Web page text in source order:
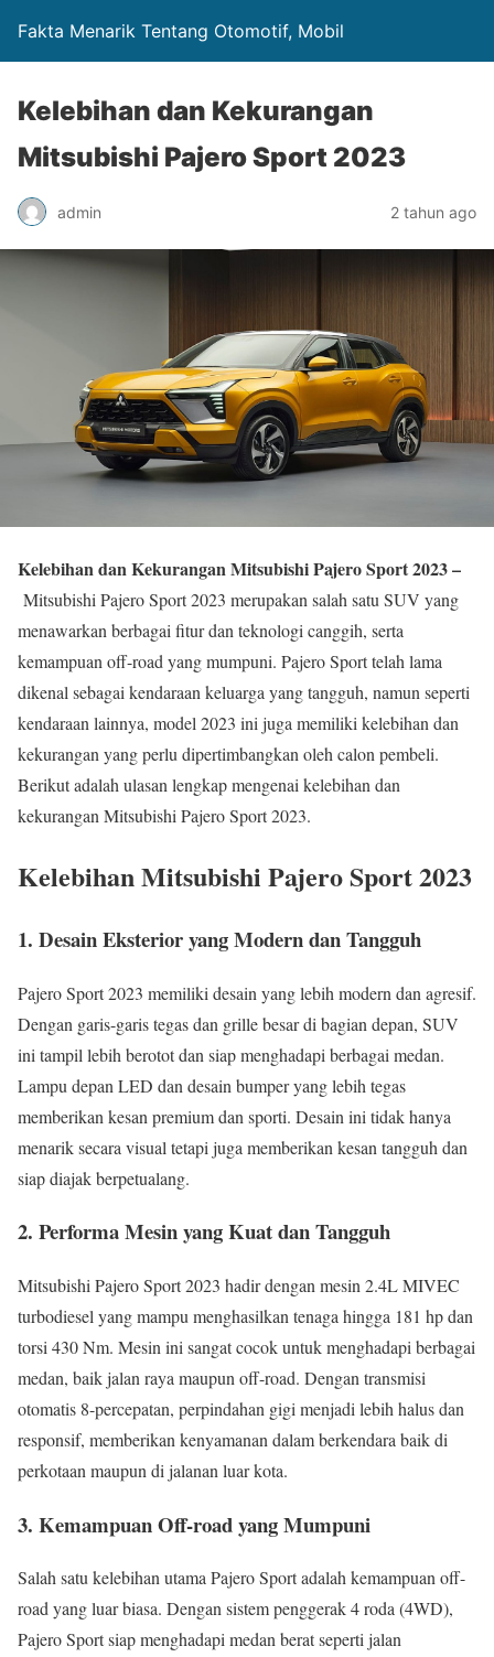
Fakta Menarik Tentang Otomotif, Mobil
Kelebihan dan Kekurangan
Mitsubishi Pajero Sport 2023
admin 2 tahun ago
Kelebihan dan Kekurangan Mitsubishi Pajero Sport 2023 –
Mitsubishi Pajero Sport 2023 merupakan salah satu SUV yang
menawarkan berbagai fitur dan teknologi canggih, serta
kemampuan off-road yang mumpuni. Pajero Sport telah lama
dikenal sebagai kendaraan keluarga yang tangguh, namun seperti
kendaraan lainnya, model 2023 ini juga memiliki kelebihan dan
kekurangan yang perlu dipertimbangkan oleh calon pembeli.
Berikut adalah ulasan lengkap mengenai kelebihan dan
kekurangan Mitsubishi Pajero Sport 2023.
Kelebihan Mitsubishi Pajero Sport 2023
1. Desain Eksterior yang Modern dan Tangguh
Pajero Sport 2023 memiliki desain yang lebih modern dan agresif.
Dengan garis-garis tegas dan grille besar di bagian depan, SUV
ini tampil lebih berotot dan siap menghadapi berbagai medan.
Lampu depan LED dan desain bumper yang lebih tegas
memberikan kesan premium dan sporti. Desain ini tidak hanya
menarik secara visual tetapi juga memberikan kesan tangguh dan
siap diajak berpetualang.
2. Performa Mesin yang Kuat dan Tangguh
Mitsubishi Pajero Sport 2023 hadir dengan mesin 2.4L MIVEC
turbodiesel yang mampu menghasilkan tenaga hingga 181 hp dan
torsi 430 Nm. Mesin ini sangat cocok untuk menghadapi berbagai
medan, baik jalan raya maupun off-road. Dengan transmisi
otomatis 8-percepatan, perpindahan gigi menjadi lebih halus dan
responsif, memberikan kenyamanan dalam berkendara baik di
perkotaan maupun di jalanan luar kota.
3. Kemampuan Off-road yang Mumpuni
Salah satu kelebihan utama Pajero Sport adalah kemampuan off-
road yang luar biasa. Dengan sistem penggerak 4 roda (4WD),
Pajero Sport siap menghadapi medan berat seperti jalan